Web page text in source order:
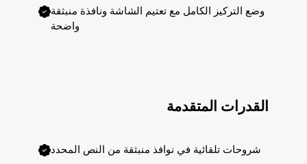
وضع التركيز الكامل مع تعتيم الشاشة ونافذة منبثقة
واضحة
القدرات المتقدمة
شروحات تلقائية في نوافذ منبثقة من النص المحدد